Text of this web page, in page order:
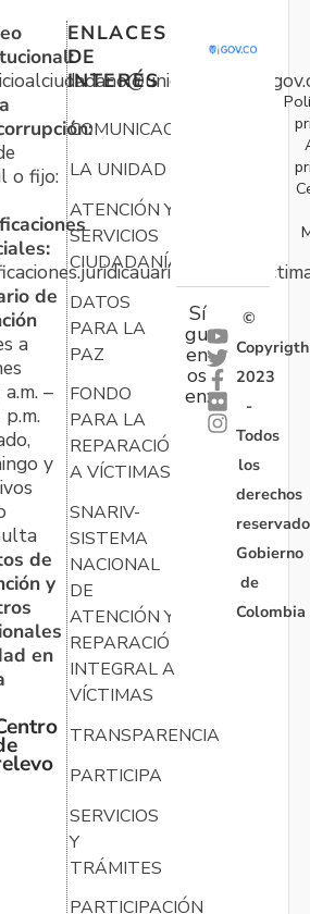
o fijo:
de
a
–
y
de
y
en
ENLACES
DE
INTERÉS
COMUNICACIONES
LA UNIDAD
ATENCIÓN Y
SERVICIOS
CIUDADANÍA
DATOS
PARA LA
PAZ
FONDO
PARA LA
REPARACIÓN
A VÍCTIMAS
SNARIV-
SISTEMA
NACIONAL
DE
ATENCIÓN Y
REPARACIÓN
INTEGRAL A
VÍCTIMAS
TRANSPARENCIA
PARTICIPA
SERVICIOS
Y
TRÁMITES
PARTICIPACIÓN
Sí
gu
en
os
en:
©
Copyrigth
2023
-
Todos
los
derechos
Gobierno
de
Colombia